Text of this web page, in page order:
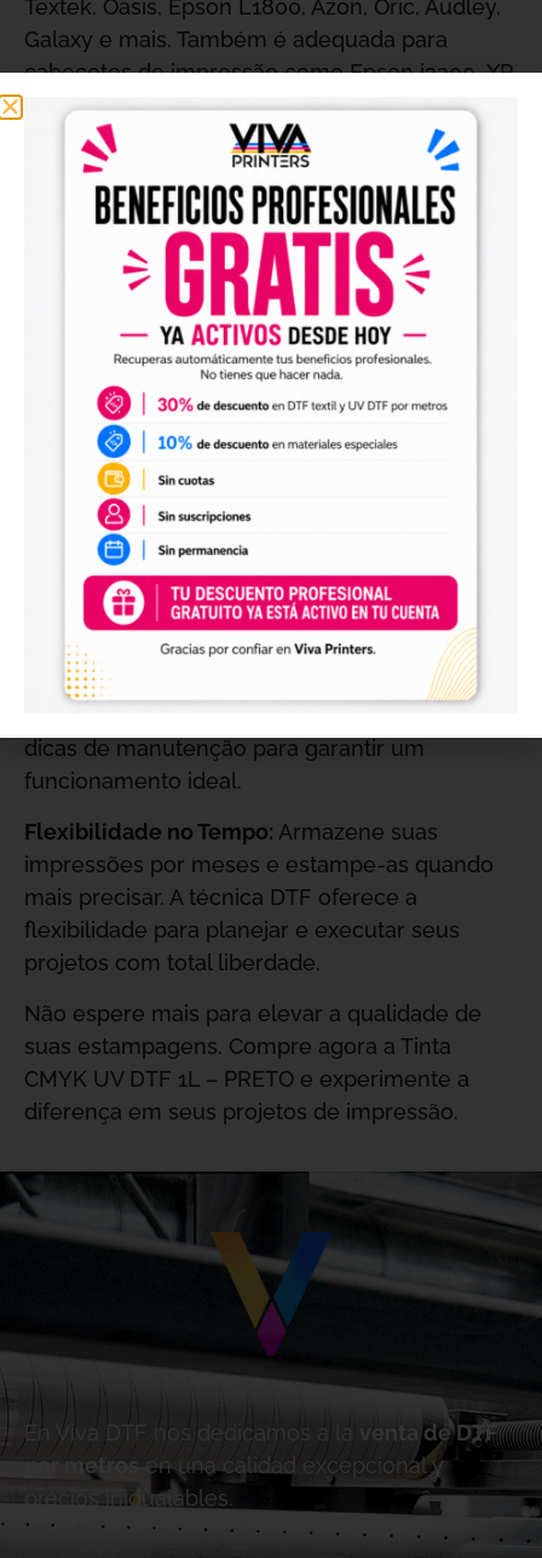
Textek, Oasis, Epson L1800, Azon, Oric, Audley,
Galaxy e mais. Também é adequada para
cabeçotes de impressão como Epson i3200, XP
600 e L1800.
Fixação Impecável:
Siga nossas
recomendações de fixação para obter
resultados impressionantes. Aprenda a fixar
corretamente para garantir que suas
estampagens sejam duradouras e brilhantes.
Flexibilidade e Durabilidade:Sendo uma tinta
à base de água, é menos agressiva para os
equipamentos de impressão e oferece uma
flexibilidade superior. Isso evita que os designs
se quebrem ao esticar, o que é essencial para
aplicações em tecidos.
como manter a qualidade em suas impressões e
como prolongar a vida útil de seus produtos.
Manutenção Simples:Para manter sua
impressora DTF UV em perfeito estado, realize
impressões regularmente para evitar
dicas de manutenção para garantir um
funcionamento ideal.
Flexibilidade no Tempo: Armazene suas
impressões por meses e estampe-as quando
mais precisar. A técnica DTF oferece a
flexibilidade para planejar e executar seus
projetos com total liberdade.
Não espere mais para elevar a qualidade de
suas estampagens. Compre agora a Tinta
CMYK UV DTF 1L – PRETO e experimente a
diferença em seus projetos de impressão.
En Viva DTF nos dedicamos a la
venta de DTF
por metros
en una calidad excepcional y
precios inigualables.